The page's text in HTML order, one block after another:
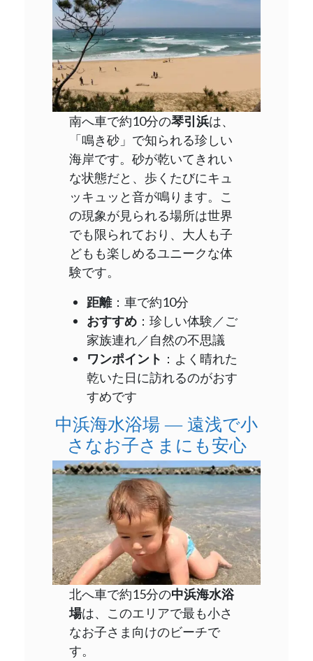
南へ車で約10分の琴引浜は、
「鳴き砂」で知られる珍しい
海岸です。砂が乾いてきれい
な状態だと、歩くたびにキュ
ッキュッと音が鳴ります。こ
の現象が見られる場所は世界
でも限られており、大人も子
どもも楽しめるユニークな体
験です。
距離：車で約10分
おすすめ：珍しい体験／ご
家族連れ／自然の不思議
ワンポイント ：よく晴れた
乾いた日に訪れるのがおす
すめです
中浜海水浴場 ― 遠浅で小
さなお子さまにも安心
北へ車で約15分の中浜海水浴
場は、このエリアで最も小さ
なお子さま向けのビーチで
す。